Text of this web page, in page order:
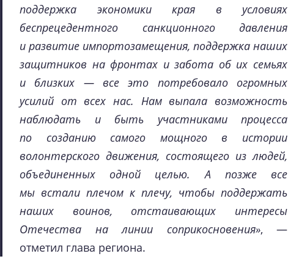
поддержка экономики края в условиях
беспрецедентного санкционного давления
и развитие импортозамещения, поддержка наших
защитников на фронтах и забота об их семьях
и близких — все это потребовало огромных
усилий от всех нас. Нам выпала возможность
наблюдать и быть участниками процесса
по созданию самого мощного в истории
волонтерского движения, состоящего из людей,
объединенных одной целью. А позже все
мы встали плечом к плечу, чтобы поддержать
наших воинов, отстаивающих интересы
Отечества на линии соприкосновения», —
отметил глава региона.